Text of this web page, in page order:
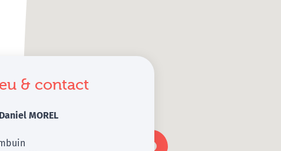
& contact
MOREL